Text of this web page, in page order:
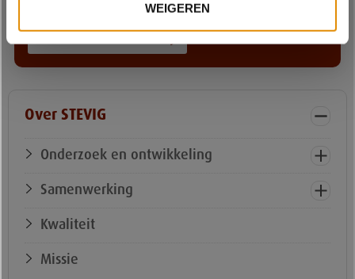
WEIGEREN
Over STEVIG
Onderzoek en ontwikkeling
Samenwerking
Kwaliteit
Missie